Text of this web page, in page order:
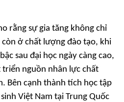
rằng sự gia tăng không chỉ
ở chất lượng đào tạo, khi
sau đại học ngày càng cao,
nguồn nhân lực chất
Bên cạnh thành tích học tập
Việt Nam tại Trung Quốc